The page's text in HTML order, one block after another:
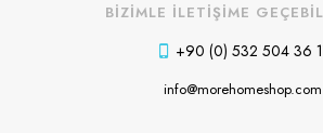
BİZİMLE İLETİŞİME
+90 (0) 532 504 36
info@morehomeshop.com